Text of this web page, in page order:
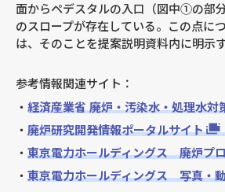
面からペデスタルの入口（図中①の部
のスロープが存在している。この点に
は、そのことを提案説明資料内に明示
参考情報関連サイト：
経済産業省 廃炉・汚染水・処理水対
廃炉研究開発情報ポータルサイト
東京電力ホールディングス 廃炉プ
東京電力ホールディングス 写真・